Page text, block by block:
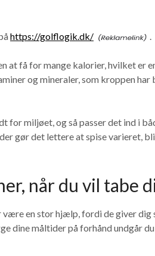
https://golflogik.dk/ .
at få for mange kalorier, hvilket er
og mineraler, som kroppen
for miljøet, og så passer det ind i
gør det lettere at spise varieret,
når du vil tabe
være en stor hjælp, fordi de giver
dine måltider på forhånd undgår